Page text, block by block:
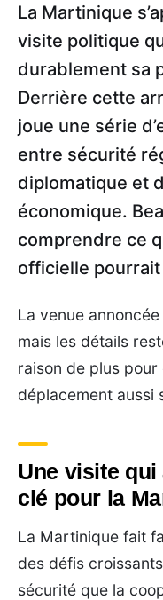
La Martinique
visite politique
durablement sa
Derrière cette
joue une série
entre sécurité
diplomatique et
économique.
comprendre ce
officielle
La venue
mais les détails
raison de plus
déplacement aussi
Une visite
clé pour la
La Martinique fait
des défis
sécurité que la